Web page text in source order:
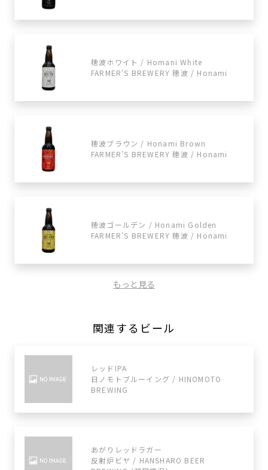
穂波ホワイト / Homani White
FARMER’S BREWERY 穂波 / Honami
穂波ブラウン / Honami Brown
FARMER’S BREWERY 穂波 / Honami
穂波ゴールデン / Honami Golden
FARMER’S BREWERY 穂波 / Honami
もっと見る
関連するビール
レッドIPA
日ノモトブルーイング / HINOMOTO
BREWING
あがりレッドラガー
反射炉ビヤ / HANSHARO BEER